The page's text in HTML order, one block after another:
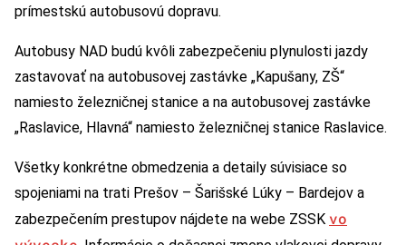
prímestskú autobusovú dopravu.
Autobusy NAD budú kvôli zabezpečeniu plynulosti jazdy
zastavovať na autobusovej zastávke „Kapušany, ZŠ“
namiesto železničnej stanice a na autobusovej zastávke
„Raslavice, Hlavná“ namiesto železničnej stanice Raslavice.
Všetky konkrétne obmedzenia a detaily súvisiace so
spojeniami na trati Prešov – Šarišské Lúky – Bardejov a
zabezpečením prestupov nájdete na webe ZSSK vo